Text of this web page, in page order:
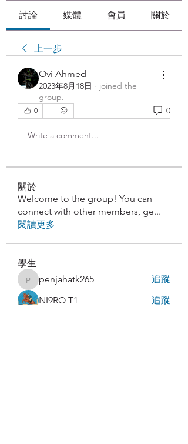
討論 媒體 會員 關於
上一步
Ovi Ahmed
2023年8月18日 · joined the
group.
0 0
Write a comment...
關於
Welcome to the group! You can
connect with other members, ge...
閱讀更多
學生
penjahatk265
penjahatk265
追蹤
NI9RO T1
追蹤